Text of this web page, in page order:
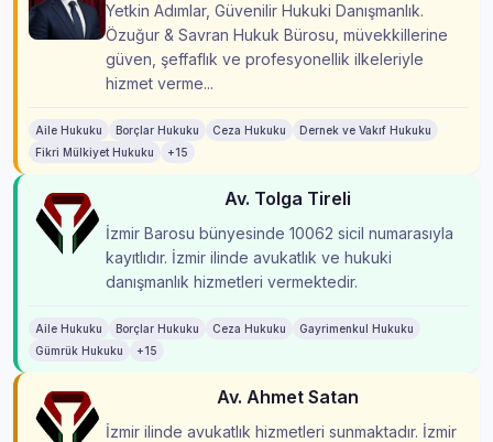
Yetkin Adımlar, Güvenilir Hukuki Danışmanlık.
Özuğur & Savran Hukuk Bürosu, müvekkillerine
güven, şeffaflık ve profesyonellik ilkeleriyle
hizmet verme...
Aile Hukuku Borçlar Hukuku Ceza Hukuku
Dernek ve Vakıf Hukuku
Fikri Mülkiyet Hukuku
+15
Av. Tolga Tireli
İzmir Barosu bünyesinde 10062 sicil numarasıyla
kayıtlıdır. İzmir ilinde avukatlık ve hukuki
danışmanlık hizmetleri vermektedir.
Aile Hukuku Borçlar Hukuku Ceza Hukuku
Gayrimenkul Hukuku
Gümrük Hukuku
+15
Av. Ahmet Satan
İzmir ilinde avukatlık hizmetleri sunmaktadır. İzmir